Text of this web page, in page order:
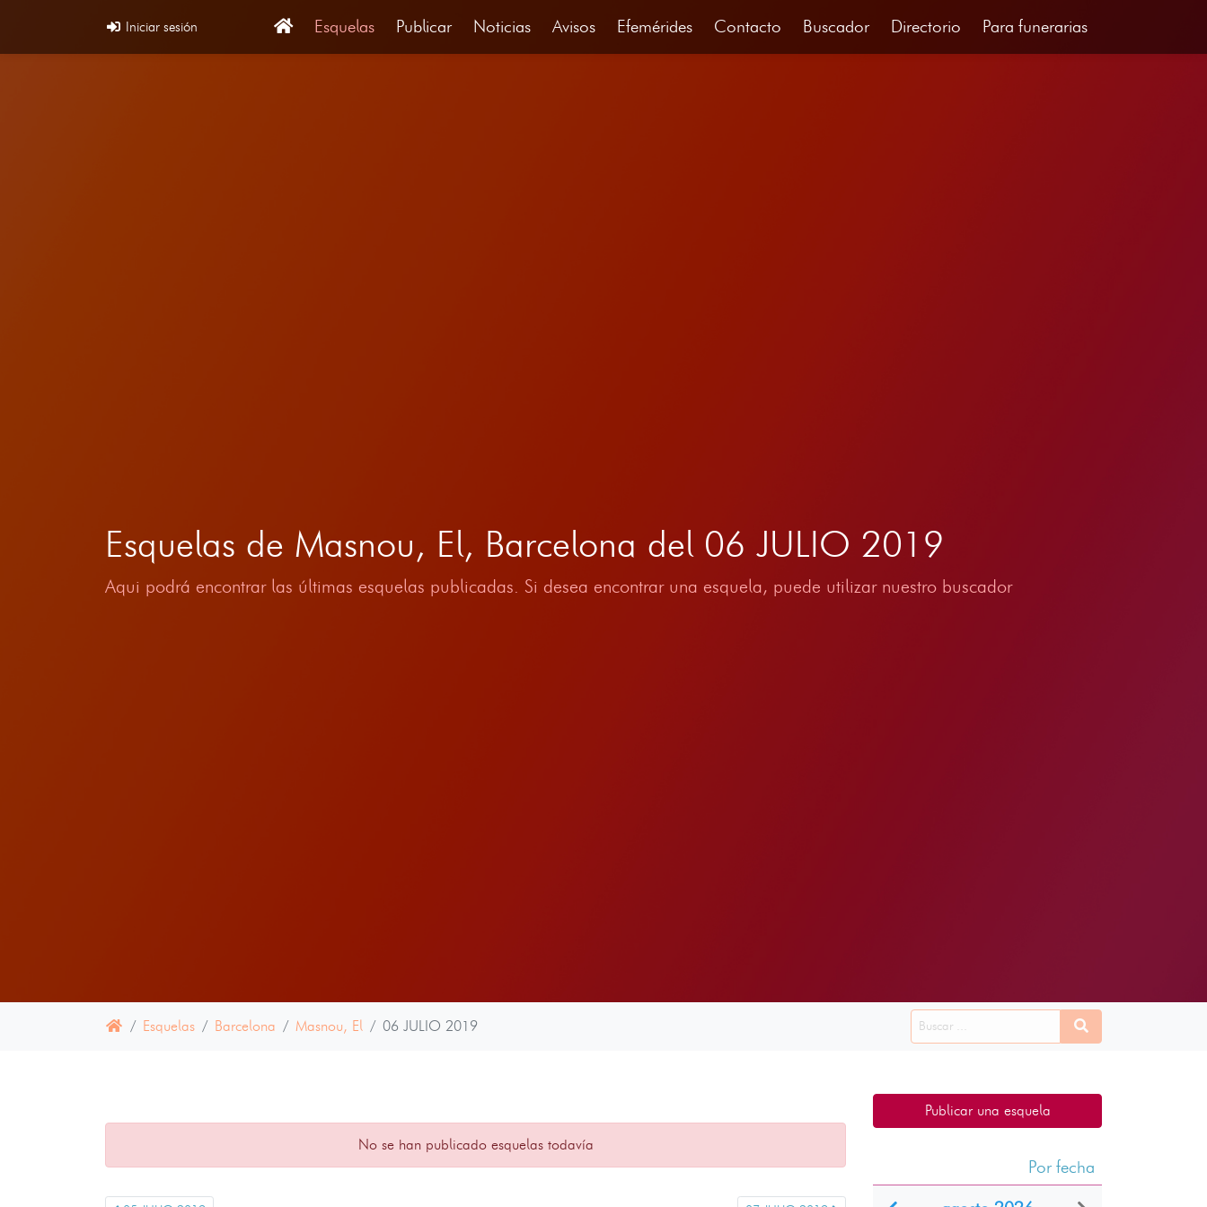
Iniciar sesión Esquelas Publicar Noticias Avisos Efemérides Contacto Buscador Directorio Para funerarias
Esquelas de Masnou, El, Barcelona del 06 JULIO 2019
Aqui podrá encontrar las últimas esquelas publicadas. Si desea encontrar una esquela, puede utilizar nuestro buscador
Esquelas Barcelona Masnou, El 06 JULIO 2019
No se han publicado esquelas todavía
Publicar una esquela
Por fecha